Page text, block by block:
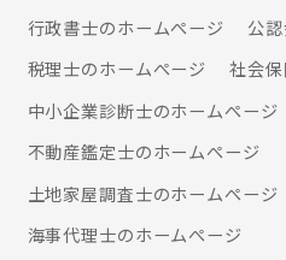
行政書士のホームぺージ
公
税理士のホームぺージ
社会
中小企業診断士のホームぺージ
不動産鑑定士のホームぺージ
土地家屋調査士のホームぺージ
海事代理士のホームぺージ